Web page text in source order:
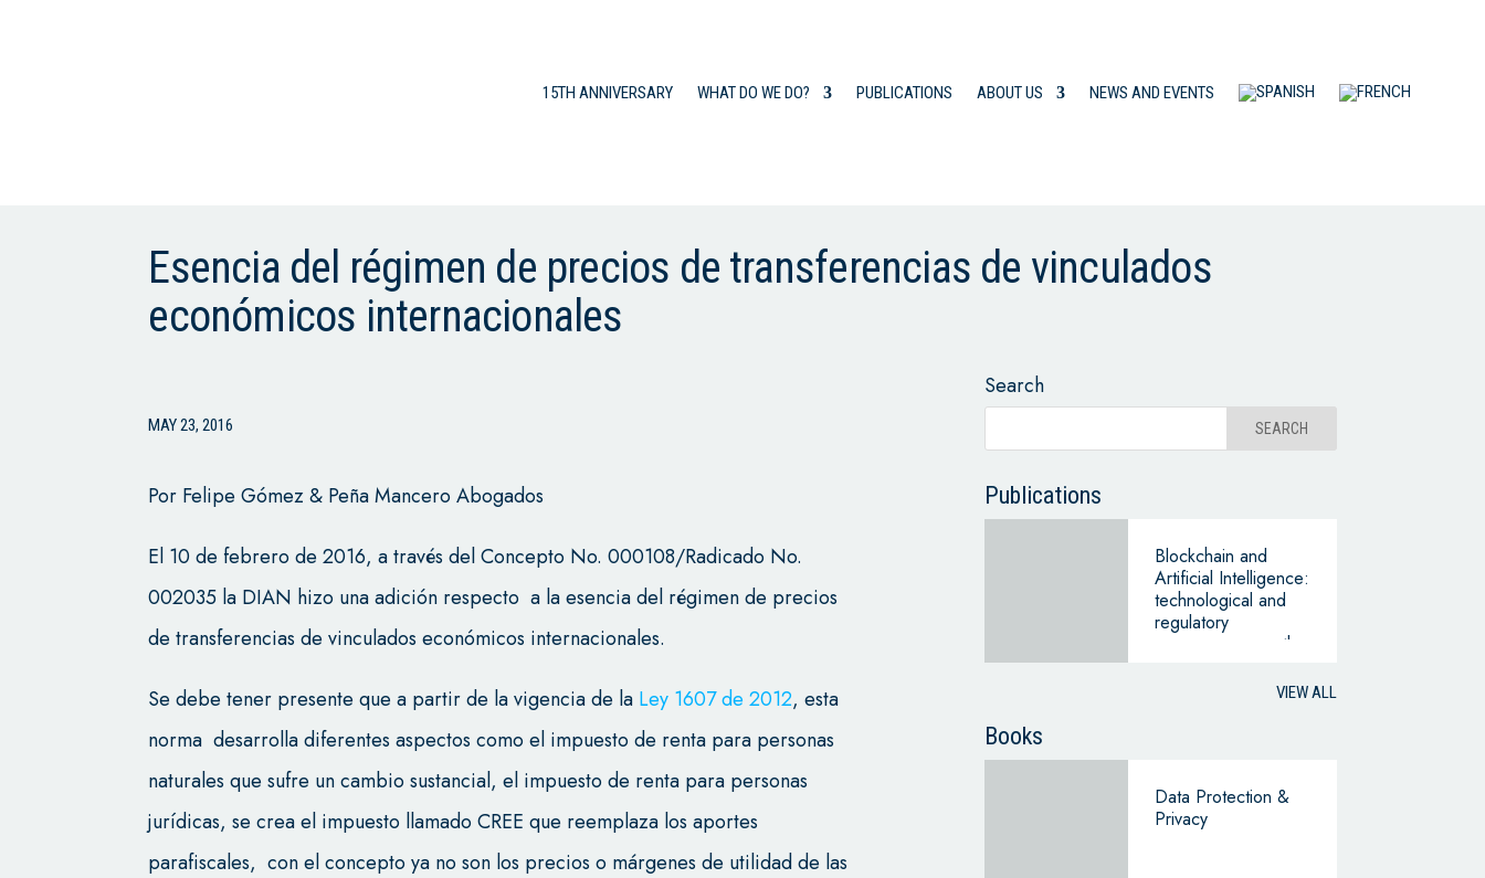
15TH ANNIVERSARY WHAT DO WE DO? PUBLICATIONS ABOUT US NEWS AND EVENTS
Esencia del régimen de precios de transferencias de vinculados
económicos internacionales
MAY 23, 2016
Por Felipe Gómez & Peña Mancero Abogados
El 10 de febrero de 2016, a través del Concepto No. 000108/Radicado No.
002035 la DIAN hizo una adición respecto a la esencia del régimen de precios
de transferencias de vinculados económicos internacionales.
Se debe tener presente que a partir de la vigencia de la Ley 1607 de 2012, esta
norma desarrolla diferentes aspectos como el impuesto de renta para personas
naturales que sufre un cambio sustancial, el impuesto de renta para personas
jurídicas, se crea el impuesto llamado CREE que reemplaza los aportes
parafiscales, con el concepto ya no son los precios o márgenes de utilidad de las
Search
Publications
Blockchain and
Artificial Intelligence:
technological and
regulatory
convergence on the
VIEW ALL
Books
Data Protection &
Privacy